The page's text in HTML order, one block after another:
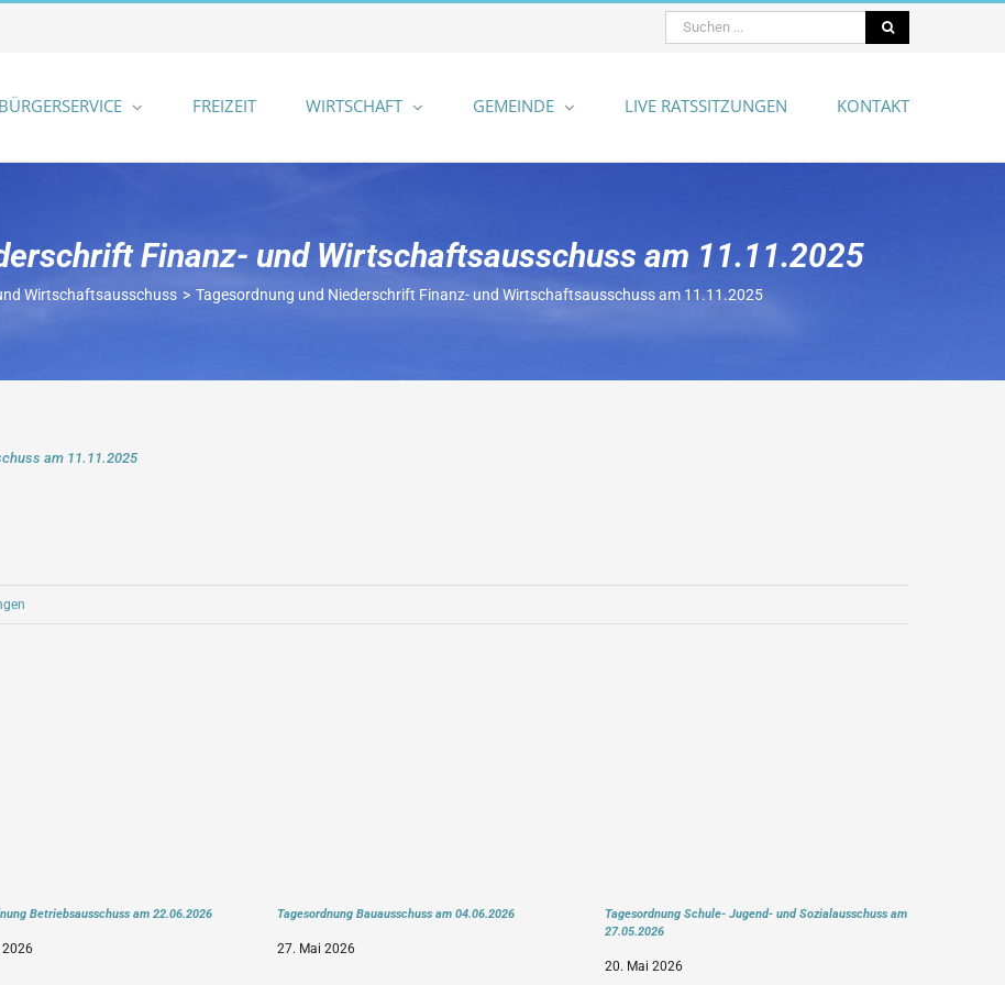
Suche
BÜRGERSERVICE FREIZEIT WIRTSCHAFT GEMEINDE LIVE RATSSITZUNGEN KONTAKT
Finanz- und Wirtschaftsausschuss am 11.11.2025
Wirtschaftsausschuss Tagesordnung und Niederschrift Finanz- und Wirtschaftsausschuss am 11.11.2025
am 11.11.2025
Betriebsausschuss am 22.06.2026 Tagesordnung Bauausschuss am 04.06.2026
27. Mai 2026
Tagesordnung Schule- Jugend- und Sozialausschuss am
27.05.2026
20. Mai 2026